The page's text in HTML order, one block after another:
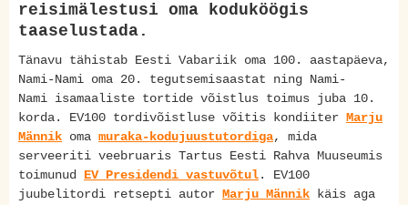
reisimälestusi oma koduköögis
taaselustada.
Tänavu tähistab Eesti Vabariik oma 100. aastapäeva,
Nami-Nami oma 20. tegutsemisaastat ning Nami-
Nami isamaaliste tortide võistlus toimus juba 10.
korda. EV100 tordivõistluse võitis kondiiter Marju
Männik oma muraka-kodujuustutordiga, mida
serveeriti veebruaris Tartus Eesti Rahva Muuseumis
toimunud EV Presidendi vastuvõtul. EV100
juubelitordi retsepti autor Marju Männik käis aga